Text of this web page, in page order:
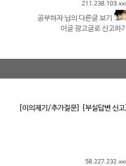
공부하자 님의 다른글 보기
이글 광고글로 신고하기
[이의제기/추가질문] [부실답변 신고]